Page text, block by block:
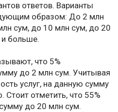
ответов. Варианты
образом: До 2 млн
сум, до 10 млн сум, до 20
больше.
что 5%
до 2 млн сум. Учитывая
услуг, на данную сумму
отметить, что 55%
до 20 млн сум.